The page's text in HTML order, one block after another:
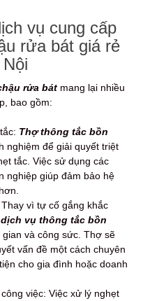
vụ cung cấp
rửa bát giá rẻ
rửa bát mang lại nhiều
bao gồm:
Thợ thông tắc bồn
nghiệm để giải quyết triệt
tắc. Việc sử dụng các
nghiệp giúp đảm bảo hệ
vì tự cố gắng khắc
vụ thông tắc bồn
và công sức. Thợ sẽ
vấn đề một cách chuyên
cho gia đình hoặc doanh
việc: Việc xử lý nghẹt